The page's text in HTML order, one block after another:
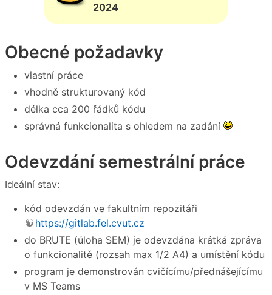
2024
Obecné požadavky
vlastní práce
vhodně strukturovaný kód
délka cca 200 řádků kódu
správná funkcionalita s ohledem na zadání
Odevzdání semestrální práce
Ideální stav:
kód odevzdán ve fakultním repozitáři
https://gitlab.fel.cvut.cz
do BRUTE (úloha SEM) je odevzdána krátká zpráva
o funkcionalitě (rozsah max 1/2 A4) a umístění kódu
program je demonstrován cvičícímu/přednášejícímu
v MS Teams